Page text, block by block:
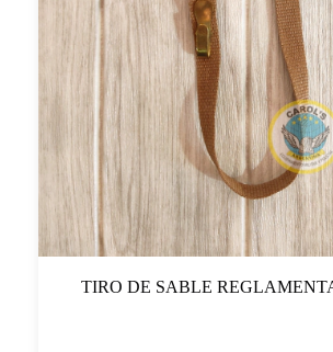
TIRO DE SABLE